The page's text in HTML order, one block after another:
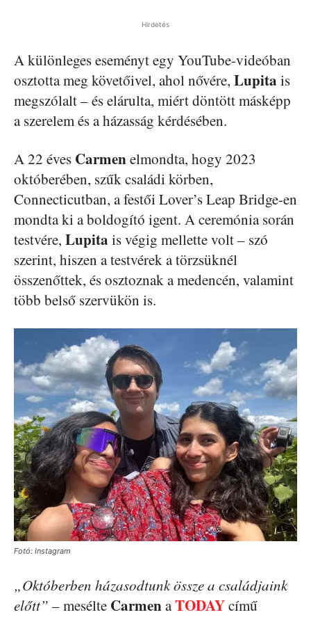
Hirdetés
A különleges eseményt egy YouTube-videóban
osztotta meg követőivel, ahol nővére, Lupita is
megszólalt – és elárulta, miért döntött másképp
a szerelem és a házasság kérdésében.
A 22 éves Carmenelmondta, hogy 2023
októberében, szűk családi körben,
Connecticutban, a festői Lover’s Leap Bridge-en
mondta ki a boldogító igent. A ceremónia során
testvére, Lupita is végig mellette volt – szó
szerint, hiszen a testvérek a törzsüknél
összenőttek, és osztoznak a medencén, valamint
több belső szervükön is.
Fotó: Instagram
„Októberben házasodtunk össze a családjaink
előtt” – mesélte CarmenaTODAYcímű